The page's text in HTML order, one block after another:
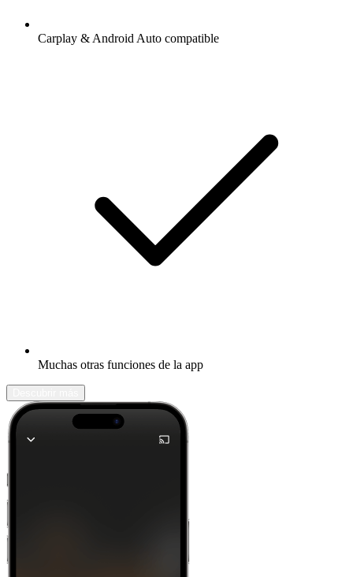
Carplay & Android Auto compatible
Muchas otras funciones de la app